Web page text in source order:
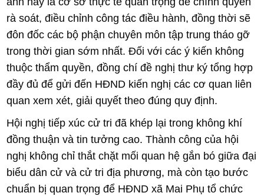
rà soát, điều chỉnh công tác điều hành, đồng thời sẽ
đôn đốc các bộ phận chuyên môn tập trung tháo gỡ
trong thời gian sớm nhất. Đối với các ý kiến không
thuộc thẩm quyền, đồng chí đề nghị thư ký tổng hợp
đầy đủ để gửi đến HĐND kiến nghị các cơ quan liên
quan xem xét, giải quyết theo đúng quy định.
Hội nghị tiếp xúc cử tri đã khép lại trong không khí
đồng thuận và tin tưởng cao. Thành công của hội
nghị không chỉ thắt chặt mối quan hệ gắn bó giữa đại
biểu dân cử và cử tri địa phương, mà còn tạo bước
chuẩn bị quan trọng để HĐND xã Mai Phụ tổ chức